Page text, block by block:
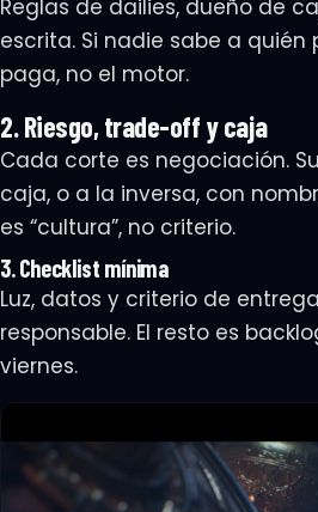
Reglas de dailies, dueño de
escrita. Si nadie sabe a quién
paga, no el motor.
2. Riesgo, trade-off y caja
Cada corte es negociación.
caja, o a la inversa, con
es “cultura”, no criterio.
3. Checklist mínima
Luz, datos y criterio de
responsable. El resto es
viernes.